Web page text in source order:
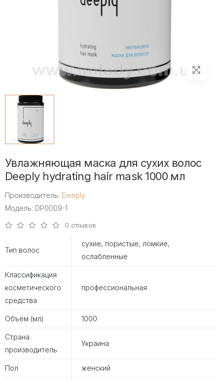
Увлажняющая маска для сухих волос
Deeply hydrating hair mask 1000 мл
Производитель: Deeply
Модель: DP0009-1
0 отзывов
Тип волос
сухие, пористые, ломкие,
ослабленные
Классификация
косметического
средства
профессиональная
Объём (мл) 1000
Страна
производитель
Украина
Пол женский